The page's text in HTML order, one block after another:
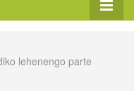
lehenengo parte